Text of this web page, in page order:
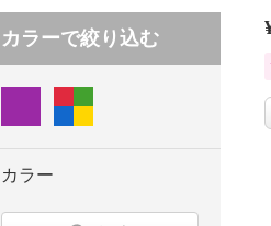
カラーで絞り込む
カラー